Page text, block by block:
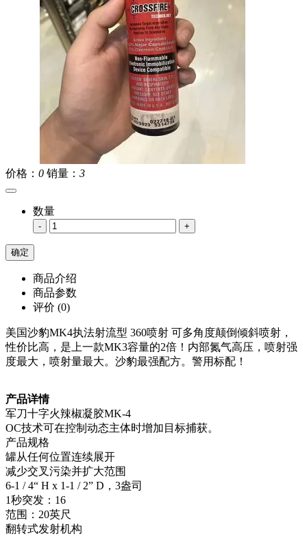
价格： 0 销量： 3
数量
- +
商品介绍
商品参数
评价 (0)
美国沙豹MK4执法射流型 360喷射 可多角度颠倒倾斜喷射，
性价比高，是上一款MK3容量的2倍！内部氮气高压，喷射强
度最大，喷射量最大。沙豹最强配方。警用标配！
产品详情
军刀十字火辣椒凝胶MK-4
OC技术可在控制动态主体时增加目标捕获。
产品规格
罐从任何位置连续展开
减少交叉污染并扩大范围
6-1 / 4“ H x 1-1 / 2” D，3盎司
1秒突发：16
范围：20英尺
翻转式发射机构